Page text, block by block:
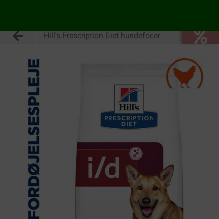
Hill's Prescription Diet hundefoder